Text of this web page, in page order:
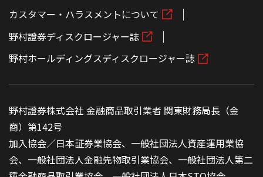
カスタマー・ハラスメントについて
野村證券ディスクロージャー誌
野村ホールディングスディスクロージャー誌
野村證券株式会社 金融商品取引業者 関東財務局長（金
商）第142号
加入協会／日本証券業協会、一般社団法人資産運用業協
会、一般社団法人金融先物取引業協会、一般社団法人第二